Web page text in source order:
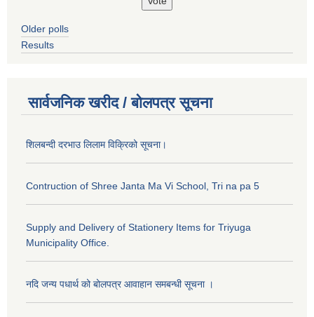
Older polls
Results
सार्वजनिक खरीद / बोलपत्र सूचना
शिलबन्दी दरभाउ लिलाम विक्रिको सूचना।
Contruction of Shree Janta Ma Vi School, Tri na pa 5
Supply and Delivery of Stationery Items for Triyuga
Municipality Office.
नदि जन्य पधार्थ को बोलपत्र आवाहान समबन्धी सूचना ।